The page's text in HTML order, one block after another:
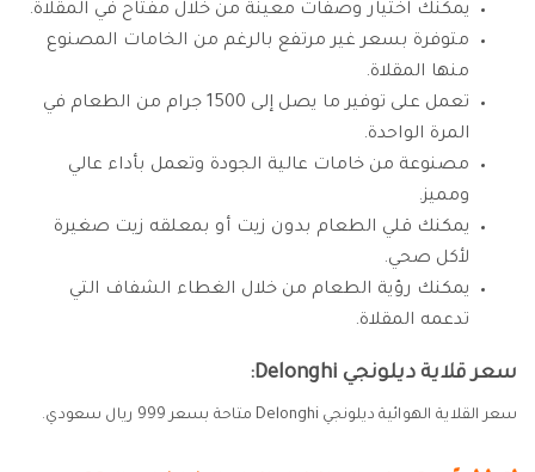
يمكنك اختيار وصفات معينة من خلال مفتاح في المقلاة.
متوفرة بسعر غير مرتفع بالرغم من الخامات المصنوع
منها المقلاة.
تعمل على توفير ما يصل إلى 1500 جرام من الطعام في
المرة الواحدة.
مصنوعة من خامات عالية الجودة وتعمل بأداء عالي
ومميز.
يمكنك قلي الطعام بدون زيت أو بمعلقه زيت صغيرة
لأكل صحي.
يمكنك رؤية الطعام من خلال الغطاء الشفاف التي
تدعمه المقلاة.
سعر قلاية ديلونجي Delonghi:
سعر القلاية الهوائية ديلونجي Delonghi متاحة بسعر 999 ريال سعودي.